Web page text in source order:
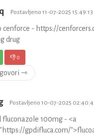
Postavljeno 11-07-2025 15:49:13
cenforce - https://
drug
👎0
⇾
Postavljeno 10-07-2025
fluconazole 100mg - <a
gpdifluca.com/